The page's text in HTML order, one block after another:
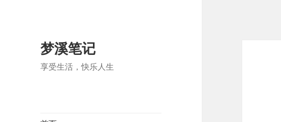
梦溪笔记
享受生活，快乐人生